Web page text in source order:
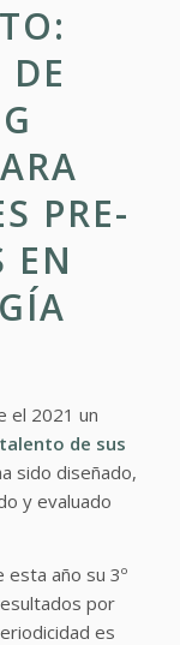
DE
PRE-
EN
el 2021 un
de sus
sido diseñado,
y evaluado
esta año su 3º
por
es